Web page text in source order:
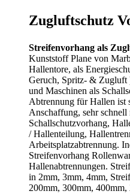
Zugluftschutz
Streifenvorhang als
Kunststoff Plane von
Hallentore, als
Geruch, Spritz- & Zugluft
und Maschinen als
Abtrennung für Hallen ist
Anschaffung, sehr
Schallschutzvorhang,
/Hallenteilung,
Arbeitsplatzabtrennung.
Streifenvorhang
Hallenabtrennungen.
in 2mm, 3mm, 4mm,
200mm, 300mm,